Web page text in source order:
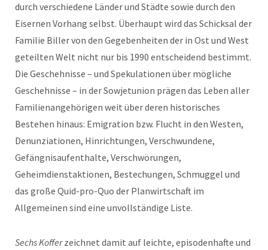
durch verschiedene Länder und Städte sowie durch den
Eisernen Vorhang selbst. Überhaupt wird das Schicksal der
Familie Biller von den Gegebenheiten der in Ost und West
geteilten Welt nicht nur bis 1990 entscheidend bestimmt.
Die Geschehnisse – und Spekulationen über mögliche
Geschehnisse – in der Sowjetunion prägen das Leben aller
Familienangehörigen weit über deren historisches
Bestehen hinaus: Emigration bzw. Flucht in den Westen,
Denunziationen, Hinrichtungen, Verschwundene,
Gefängnisaufenthalte, Verschwörungen,
Geheimdienstaktionen, Bestechungen, Schmuggel und
das große Quid-pro-Quo der Planwirtschaft im
Allgemeinen sind eine unvollständige Liste.
Sechs Kofferzeichnet damit auf leichte, episodenhafte und